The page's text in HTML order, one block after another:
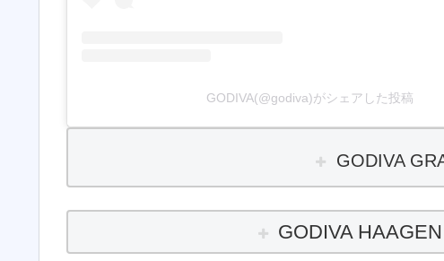
GODIVA(@godiva)がシェアした投稿
GODIVA
GODIVA